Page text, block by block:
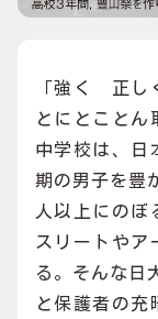
「強く 正し
とにとことん
中学校は、日
期の男子を豊
人以上にのぼ
スリートやア
る。そんな日
と保護者の充